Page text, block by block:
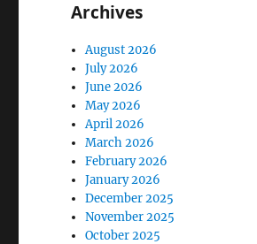
Archives
August 2026
July 2026
June 2026
May 2026
April 2026
March 2026
February 2026
January 2026
December 2025
November 2025
October 2025